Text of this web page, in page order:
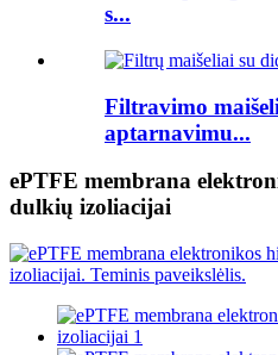
s...
Filtravimo
aptarnavimu...
ePTFE membrana
dulkių izoliacijai